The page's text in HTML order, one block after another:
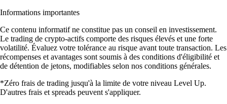
Informations importantes
Ce contenu informatif ne constitue pas un conseil en investissement.
Le trading de crypto-actifs comporte des risques élevés et une forte
volatilité. Évaluez votre tolérance au risque avant toute transaction. Les
récompenses et avantages sont soumis à des conditions d'éligibilité et
de détention de jetons, modifiables selon nos conditions générales.
*Zéro frais de trading jusqu'à la limite de votre niveau Level Up.
D'autres frais et spreads peuvent s'appliquer.